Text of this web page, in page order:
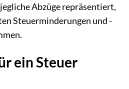
Abzüge repräsentiert,
Steuerminderungen und -
ein Steuer